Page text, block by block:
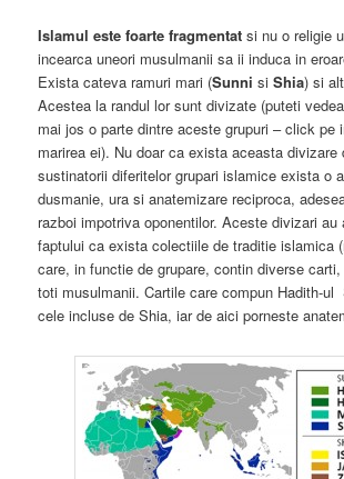
Islamul este foarte fragmentat si nu o religie
incearca uneori musulmanii sa ii induca in
Exista cateva ramuri mari (Sunni siShia) si
Acestea la randul lor sunt divizate (puteti
mai jos o parte dintre aceste grupuri – click pe
marirea ei). Nu doar ca exista aceasta divizare
sustinatorii diferitelor grupari islamice exista o
dusmanie, ura si anatemizare reciproca,
razboi impotriva oponentilor. Aceste divizari au
faptului ca exista colectiile de traditie islamica
care, in functie de grupare, contin diverse
toti musulmanii. Cartile care compun Hadith-ul
cele incluse de Shia, iar de aici porneste